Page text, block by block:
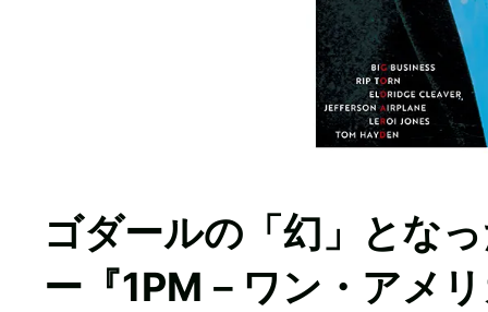
ゴダールの「幻」とな
ー『1PM－ワン・アメ